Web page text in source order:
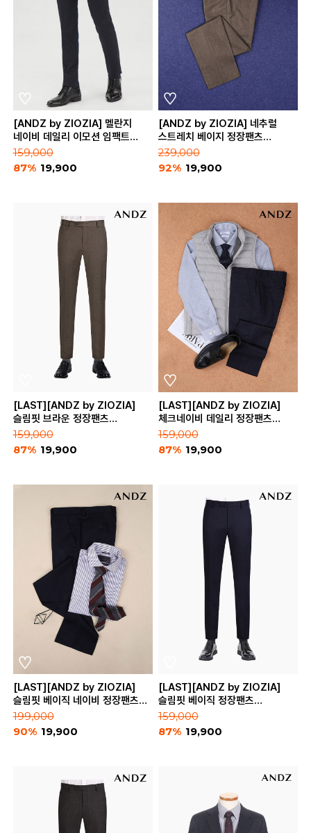
[ANDZ by ZIOZIA] 멜란지
네이비 데일리 이모션 임팩트
정장팬츠 (BZA4SP1101_MNV)
159,000
87% 19,900
[ANDZ by ZIOZIA] 네추럴
스트레치 베이지 정장팬츠
(BZA4SP1301_BE)
239,000
92% 19,900
[LAST][ANDZ by ZIOZIA]
슬림핏 브라운 정장팬츠
(BZB3SP1103)
159,000
87% 19,900
[LAST][ANDZ by ZIOZIA]
체크네이비 데일리 정장팬츠
(BZB3SP1104)
159,000
87% 19,900
[LAST][ANDZ by ZIOZIA]
슬림핏 베이직 네이비 정장팬츠
(BZB3SP1201)
199,000
90% 19,900
[LAST][ANDZ by ZIOZIA]
슬림핏 베이직 정장팬츠
(BZB3SP1101)
159,000
87% 19,900